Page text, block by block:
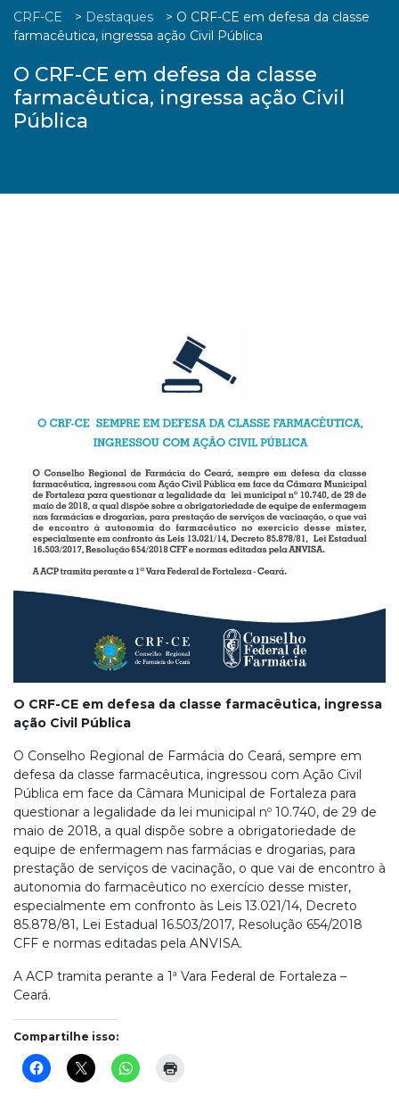
CRF-CE > Destaques > O CRF-CE em defesa da classe
farmacêutica, ingressa ação Civil Pública
O CRF-CE em defesa da classe
farmacêutica, ingressa ação Civil
Pública
O CRF-CE em defesa da classe farmacêutica, ingressa
ação Civil Pública
O Conselho Regional de Farmácia do Ceará, sempre em
defesa da classe farmacêutica, ingressou com Ação Civil
Pública em face da Câmara Municipal de Fortaleza para
questionar a legalidade da lei municipal nº 10.740, de 29 de
maio de 2018, a qual dispõe sobre a obrigatoriedade de
equipe de enfermagem nas farmácias e drogarias, para
prestação de serviços de vacinação, o que vai de encontro à
autonomia do farmacêutico no exercício desse mister,
especialmente em confronto às Leis 13.021/14, Decreto
85.878/81, Lei Estadual 16.503/2017, Resolução 654/2018
CFF e normas editadas pela ANVISA.
A ACP tramita perante a 1ª Vara Federal de Fortaleza –
Ceará.
Compartilhe isso: